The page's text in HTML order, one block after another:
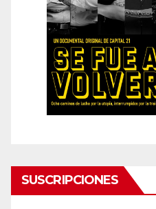
SUSCRIPCIONES